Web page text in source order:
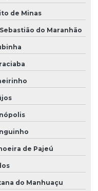
de Minas
do Maranhão
de Pajeú
do Manhuaçu